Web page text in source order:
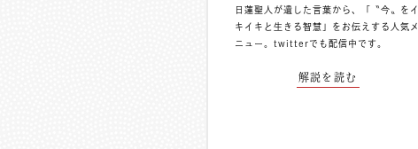
日蓮聖人が遺した言葉から、「〝今〟をイ
キイキと生きる智慧」をお伝えする人気メ
ニュー。 twitterでも配信中 です。
解説を読む